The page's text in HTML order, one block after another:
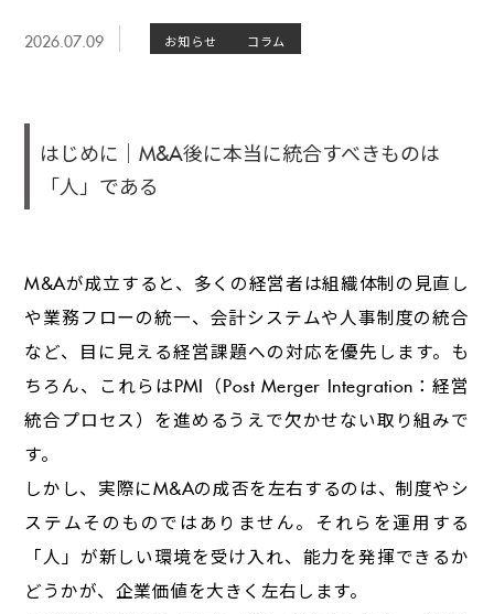
2026.07.09 お知らせ コラム
はじめに｜M&A後に本当に統合すべきものは
「人」である
M&Aが成立すると、多くの経営者は組織体制の見直し
や業務フローの統一、会計システムや人事制度の統合
など、目に見える経営課題への対応を優先します。も
ちろん、これらはPMI（Post Merger Integration：経営
統合プロセス）を進めるうえで欠かせない取り組みで
す。
しかし、実際にM&Aの成否を左右するのは、制度やシ
ステムそのものではありません。それらを運用する
「人」が新しい環境を受け入れ、能力を発揮できるか
どうかが、企業価値を大きく左右します。